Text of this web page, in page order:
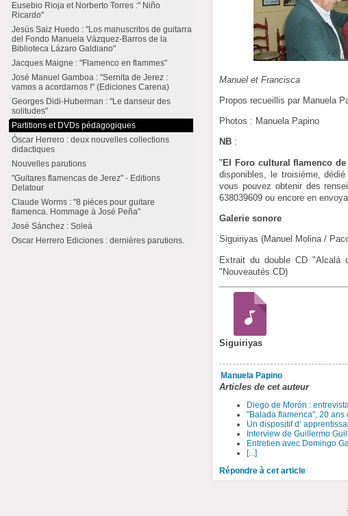
Manuel et Francisca
Propos recueillis par Manuela
Photos : Manuela Papino
NB :
" El Foro cultural flamenco de
disponibles, le troisième,
vous pouvez obtenir des
638039609 ou encore en
Galerie sonore
Siguiriyas (Manuel Molina /
Extrait du double CD "Alcalá
"Nouveautés CD)
Siguiriyas
Manuela Papino
Articles de cet auteur
Diego de Morón :
"Balada flamenca", 20
Un dispositif d’
Interview de Guillermo
Entretien avec Domingo
[...]
Répondre à cet article
Eusebio Rioja et Norberto Torres :" Niño
Ricardo"
Jesús Saiz Huedo : "Los manuscritos de guitarra
del Fondo Manuela Vázquez-Barros de la
Biblioteca Lázaro Galdiano"
Jacques Maigne : "Flamenco en flammes"
José Manuel Gamboa : "Sernita de Jerez :
vamos a acordarnos !" (Ediciones Carena)
Georges Didi-Huberman : "Le danseur des
solitudes"
Partitions et DVDs pédagogiques
Óscar Herrero : deux nouvelles collections
didactiques
Nouvelles parutions
"Guitares flamencas de Jerez" - Editions
Delatour
Claude Worms : "8 pièces pour guitare
flamenca. Hommage à José Peña"
José Sánchez : Soleá
Oscar Herrero Ediciones : dernières parutions.